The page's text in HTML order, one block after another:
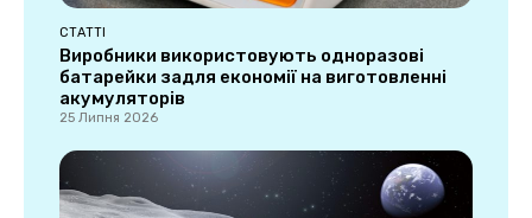
СТАТТІ
Виробники використовують одноразові
батарейки задля економії на виготовленні
акумуляторів
25 Липня 2026